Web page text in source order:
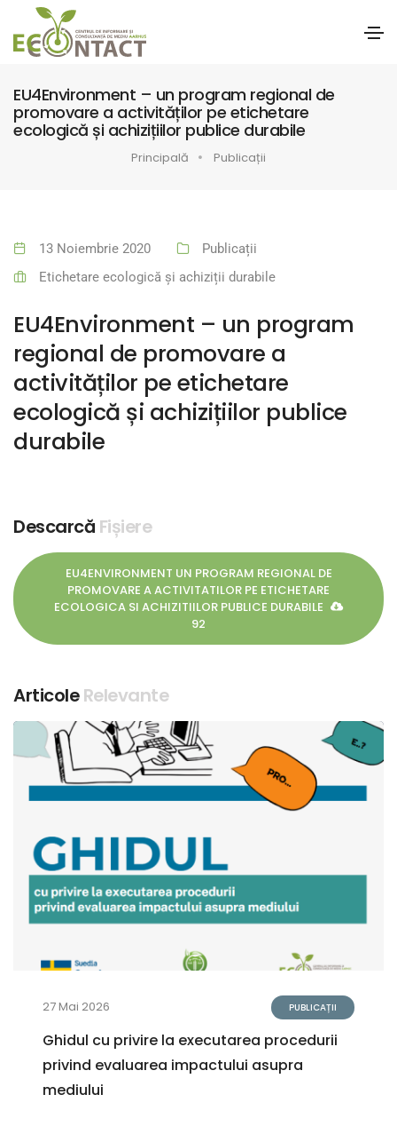
EU4Environment – un program regional de
promovare a activităților pe etichetare
ecologică și achizițiilor publice durabile
Principală Publicații
13 Noiembrie 2020
Publicații
Etichetare ecologică și achiziții durabile
EU4Environment – un program
regional de promovare a
activităților pe etichetare
ecologică și achizițiilor publice
durabile
Descarcă Fișiere
EU4ENVIRONMENT UN PROGRAM REGIONAL DE
PROMOVARE A ACTIVITATILOR PE ETICHETARE
ECOLOGICA SI ACHIZITIILOR PUBLICE DURABILE
92
ArticoleRelevante
27 Mai 2026 PUBLICAȚII
Ghidul cu privire la executarea procedurii
privind evaluarea impactului asupra
mediului